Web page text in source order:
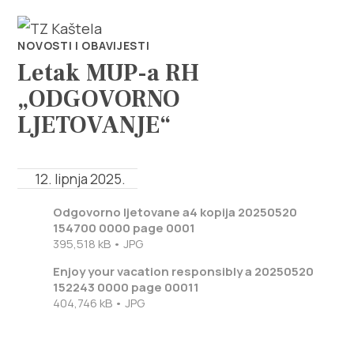
Destinacija
Što raditi
NOVOSTI I OBAVIJESTI
Letak MUP-a RH
„ODGOVORNO
LJETOVANJE“
12. lipnja 2025.
Odgovorno ljetovane a4 kopija 20250520
154700 0000 page 0001
395,518 kB • JPG
Enjoy your vacation responsibly a 20250520
152243 0000 page 00011
404,746 kB • JPG